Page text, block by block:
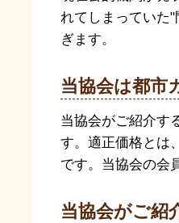
れてしまっていた
ぎます。
当協会は都市
当協会がご紹介す
す。適正価格とは
です。当協会の会
当協会がご紹